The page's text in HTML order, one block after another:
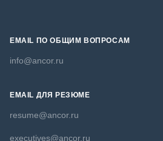
EMAIL ПО ОБЩИМ ВОПРОСАМ
info@ancor.ru
EMAIL ДЛЯ РЕЗЮМЕ
resume@ancor.ru
executives@ancor.ru